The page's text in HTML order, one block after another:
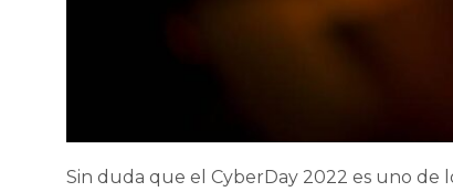
Sin duda que el CyberDay 2022 es uno de